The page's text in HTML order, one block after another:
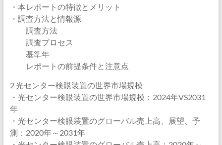
・本レポートの特徴とメリット
・調査方法と情報源
調査方法
調査プロセス
基準年
レポートの前提条件と注意点
2 光センター検眼装置の世界市場規模
・光センター検眼装置の世界市場規模：2024年VS2031
年
・光センター検眼装置のグローバル売上高、展望、予
測：2020年～2031年